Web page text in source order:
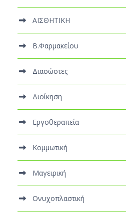
ΑΙΣΘΗΤΙΚΗ
Β.Φαρμακείου
Διασώστες
Διοίκηση
Εργοθεραπεία
Κομμωτική
Μαγειρική
Ονυχοπλαστική